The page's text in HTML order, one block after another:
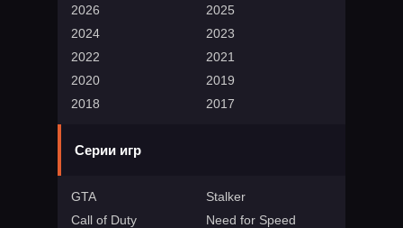
2026
2025
2024
2023
2022
2021
2020
2019
2018
2017
Серии игр
GTA
Stalker
Call of Duty
Need for Speed